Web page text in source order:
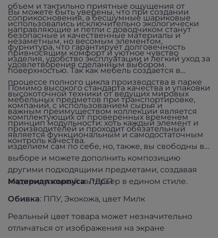
объем и тактильно приятные ощущения от
соприкосновения, а бесшумные шариковые
направляющие и петли с доводчиком станут
незаметным, но весомым элементом,
привносящим комфорт и уютное чувство
удовлетворения сделанным выбором.
Вы можете быть уверены, что при создании
использовались исключительно экологически
безопасные и качественные материалы и
фурнитура, что гарантирует долговечность
изделия, удобство эксплуатации и легкий уход за
поверхностью. Так как мебель создается в
процессе полного цикла производства в парке
высокоточной техники от ведущих мировых
компаний, с использованием сырья и
комплектующих от проверенных временем
производителей и проходит обязательный
контроль качества.
Помимо высокого стандарта качества и упаковки
мебельных предметов при транспортировке,
важным преимуществом коллекции является
принцип модульности: хоть каждый элемент и
является функциональным и самодостаточным
изделием сам по себе, но, также, вы свободны в
выборе и можете дополнить композицию
другими подходящими предметами, создавая
индивидуальный интерьер в едином стиле.
Материал корпуса: ЛДСП
Обивка: ППУ, Экокожа, цвет Милк
Реальный цвет товара может незначительно
отличаться от изображения на экране